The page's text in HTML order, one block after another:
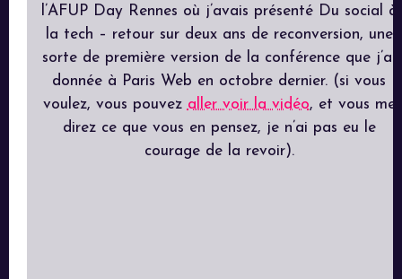
l’AFUP Day Rennes où j’avais présenté Du social à
la tech – retour sur deux ans de reconversion, une
sorte de première version de la conférence que j’ai
donnée à Paris Web en octobre dernier. (si vous
voulez, vous pouvez aller voir la vidéo, et vous me
direz ce que vous en pensez, je n’ai pas eu le
courage de la revoir).